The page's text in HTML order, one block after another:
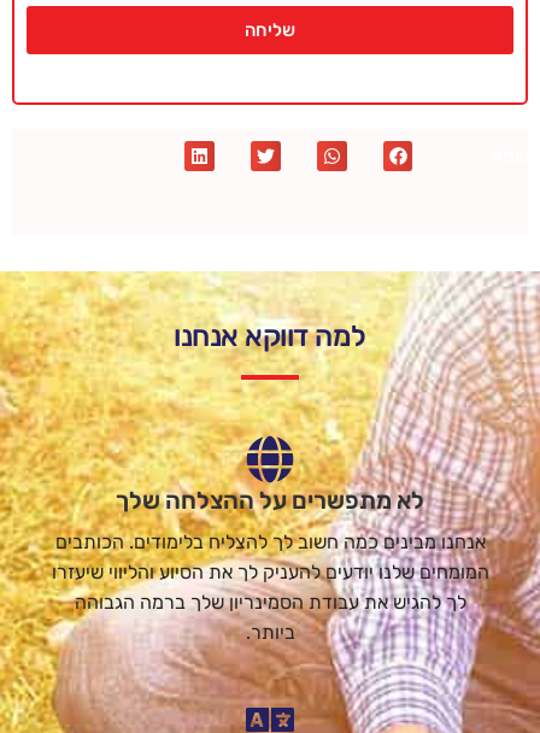
שליחה
למה דווקא אנחנו
לא מתפשרים על ההצלחה שלך
אנחנו מבינים כמה חשוב לך להצליח בלימודים. הכותבים
המומחים שלנו יודעים להעניק לך את הסיוע והליווי שיעזרו
לך להגיש את עבודת הסמינריון שלך ברמה הגבוהה
ביותר.